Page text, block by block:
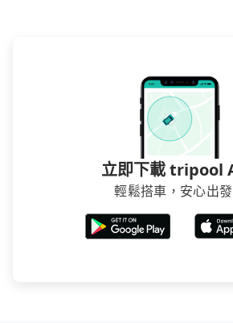
立即下載 tripool
輕鬆搭車，安心出發